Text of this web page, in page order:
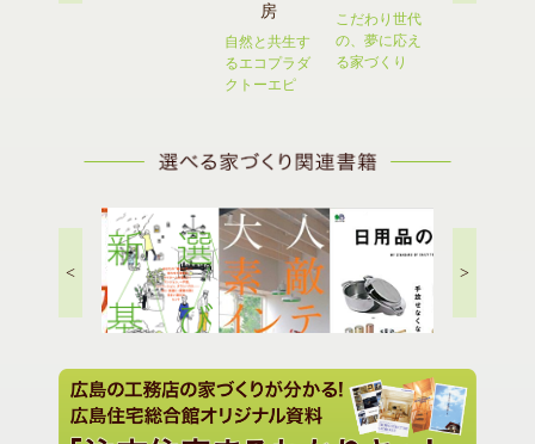
房
自然と共生す
るエコプラダ
クトーエピ
こだわり世代
の、夢に応え
る家づくり
< >